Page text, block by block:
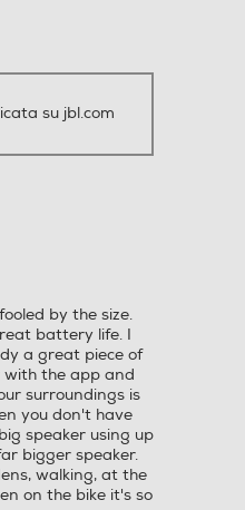
su jbl.com
by the size.
battery life. I
a great piece of
the app and
surroundings is
you don't have
speaker using up
bigger speaker.
walking, at the
on the bike it's so